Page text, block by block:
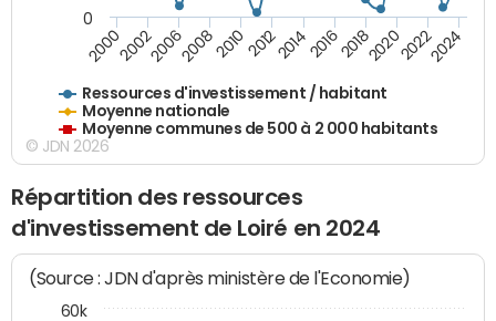
Ressources d'investissement / habitant
Moyenne nationale
Moyenne communes de 500 à 2 000 habitants
200020022006200820102012201420162018202020222024
0
© JDN 2026
Répartition des ressources
d'investissement de Loiré en 2024
(Source : JDN d'après ministère de l'Economie)
60k